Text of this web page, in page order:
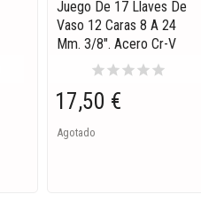
Juego De 17 Llaves De
Vaso 12 Caras 8 A 24
Mm. 3/8". Acero Cr-V
starstarstarstarstar
17,50 €
Agotado